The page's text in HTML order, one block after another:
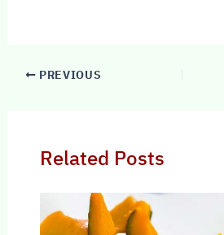
PREVIOUS
Related Posts